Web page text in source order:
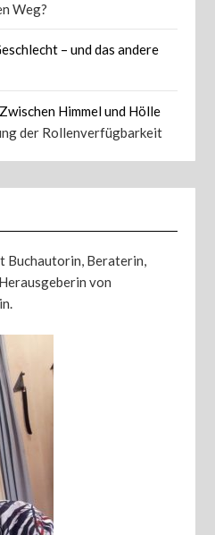
Weg?
– und das andere
Himmel und Hölle
der Rollenverfügbarkeit
Buchautorin, Beraterin,
von